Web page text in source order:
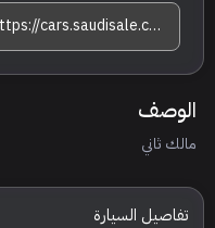
https://cars.saudisale.com/listings/86cpff/2022-%D9%85%D8%B1%D8%B3%D9%8A%D8%AF%D8%B3--%D8%A8%D9%86%D8%B2-%D8%A5%D8%B3-500-%D8%A3%D9%8A-%D8%A5%D9%85-%D8%AC%D9%8A
الوصف
مالك ثاني
تفاصيل السيارة